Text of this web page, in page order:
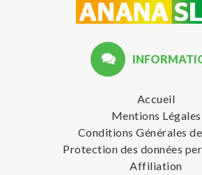
Accueil
Mentions Légales
Conditions Générales
Protection des données
Affiliation